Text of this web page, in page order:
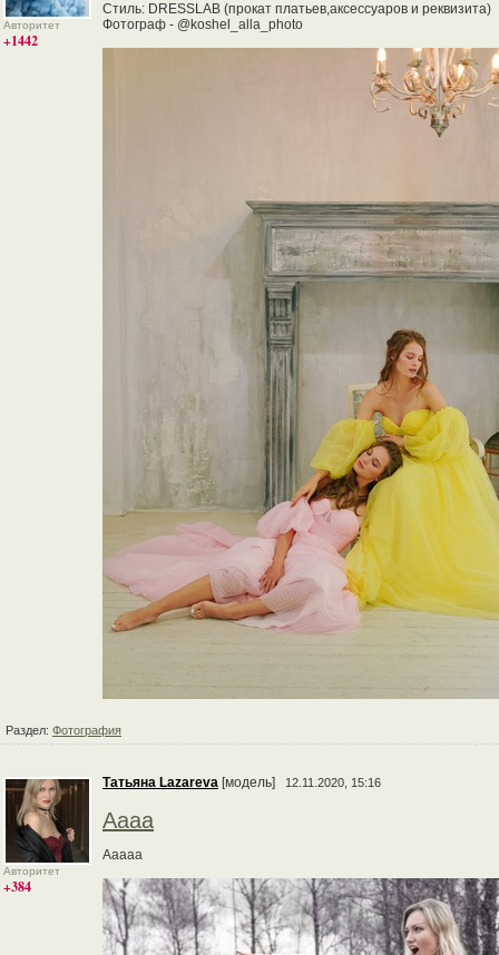
Авторитет
+1442
Стиль: DRESSLAB (прокат платьев,аксессуаров и реквизита)
Фотограф - @koshel_alla_photo
Раздел: Фотография
Авторитет
+384
Татьяна Lazareva [модель] 12.11.2020, 15:16
Аааа
Ааааа